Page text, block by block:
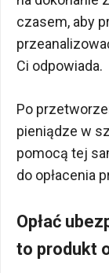
czasem, aby
Ci odpowiada.
Po
pieniądze w
pomocą tej
do opłacenia
Opłać
to produkt